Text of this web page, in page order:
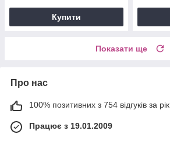
Купити
Показати ще
Про нас
100% позитивних з 754 відгуків за рік
Працює з 19.01.2009